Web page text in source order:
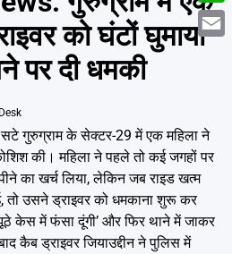
को घंटों घुमाया
पर दी धमकी
गुरुग्राम के सेक्टर-29 में एक महिला ने
की। महिला ने पहले तो कई जगहों पर
का खर्च लिया, लेकिन जब राइड खत्म
तो उसने ड्राइवर को धमकाना शुरू कर
केस में फंसा दूंगी’ और फिर थाने में जाकर
कैब ड्राइवर जियाउद्दीन ने पुलिस में